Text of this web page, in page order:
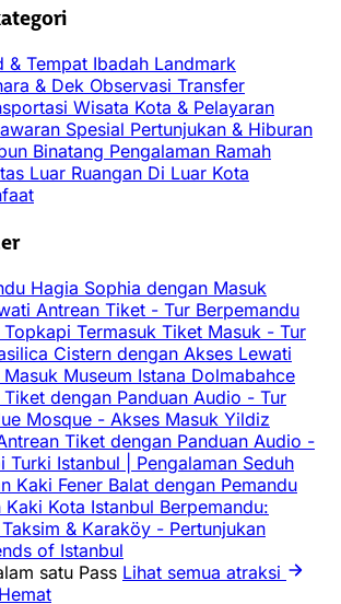
& Tempat Ibadah Landmark
& Dek Observasi Transfer
Wisata Kota & Pelayaran
Spesial Pertunjukan & Hiburan
Binatang Pengalaman Ramah
Luar Ruangan Di Luar Kota
Hagia Sophia dengan Masuk
Antrean Tiket - Tur Berpemandu
Topkapi Termasuk Tiket Masuk - Tur
Cistern dengan Akses Lewati
Masuk Museum Istana Dolmabahce
dengan Panduan Audio - Tur
Mosque - Akses Masuk Yildiz
Tiket dengan Panduan Audio -
Turki Istanbul | Pengalaman Seduh
Kaki Fener Balat dengan Pemandu
Kaki Kota Istanbul Berpemandu:
& Karaköy - Pertunjukan
of Istanbul
satu Pass Lihat semua atraksi